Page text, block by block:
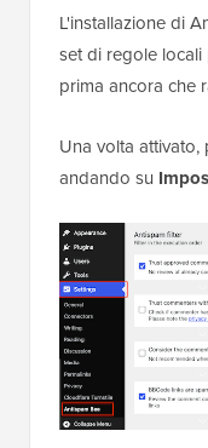
devono essere
per commentare.’
Come sempre,
modifiche.
Usa Antispam
parole chiave e